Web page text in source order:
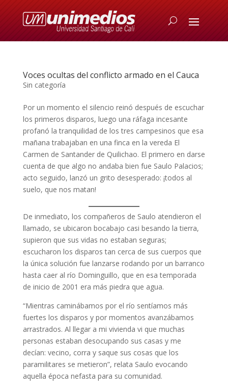
Voces ocultas del conflicto armado en el Cauca
Sin categoría
Por un momento el silencio reinó después de escuchar
los primeros disparos, luego una ráfaga incesante
profanó la tranquilidad de los tres campesinos que esa
mañana trabajaban en una finca en la vereda El
Carmen de Santander de Quilichao. El primero en darse
cuenta de que algo no andaba bien fue Saulo Palacios;
acto seguido, lanzó un grito desesperado: ¡todos al
suelo, que nos matan!
De inmediato, los compañeros de Saulo atendieron el
llamado, se ubicaron bocabajo casi besando la tierra,
supieron que sus vidas no estaban seguras;
escucharon los disparos tan cerca de sus cuerpos que
la única solución fue lanzarse rodando por un barranco
hasta caer al río Dominguillo, que en esa temporada
de inicio de 2001 era más piedra que agua.
“Mientras caminábamos por el río sentíamos más
fuertes los disparos y por momentos avanzábamos
arrastrados. Al llegar a mi vivienda vi que muchas
personas estaban desocupando sus casas y me
decían: vecino, corra y saque sus cosas que los
paramilitares se metieron”, relata Saulo evocando
aquella época nefasta para su comunidad.